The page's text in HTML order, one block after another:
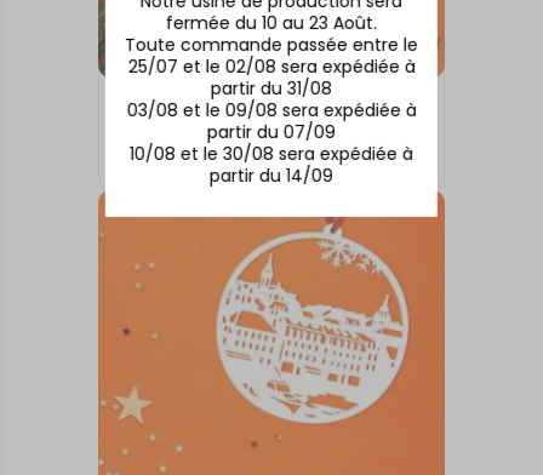
fermée du 10 au 23 Août.
Toute commande passée entre le
25/07 et le 02/08 sera expédiée à
partir du 31/08
03/08 et le 09/08 sera expédiée à
partir du 07/09
10/08 et le 30/08 sera expédiée à
partir du 14/09
BOULES DE NOËL
CASSIS
10,00€